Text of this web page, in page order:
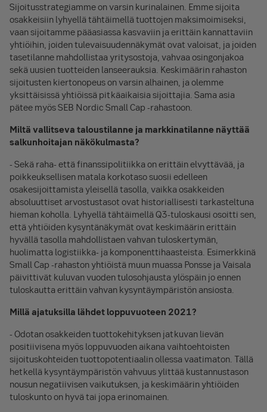
Sijoitusstrategiamme on varsin kurinalainen. Emme sijoita
osakkeisiin lyhyellä tähtäimellä tuottojen maksimoimiseksi,
vaan sijoitamme pääasiassa kasvaviin ja erittäin kannattaviin
yhtiöihin, joiden tulevaisuudennäkymät ovat valoisat, ja joiden
tasetilanne mahdollistaa yritysostoja, vahvaa osingonjakoa
sekä uusien tuotteiden lanseerauksia. Keskimäärin rahaston
sijoitusten kiertonopeus on varsin alhainen, ja olemme
yksittäisissä yhtiöissä pitkäaikaisia sijoittajia. Sama asia
pätee myös SEB Nordic Small Cap -rahastoon.
Miltä vallitseva taloustilanne ja markkinatilanne näyttää
salkunhoitajan näkökulmasta?
- Sekä raha- että finanssipolitiikka on erittäin elvyttävää, ja
poikkeuksellisen matala korkotaso suosii edelleen
osakesijoittamista yleisellä tasolla, vaikka osakkeiden
absoluuttiset arvostustasot ovat historiallisesti tarkasteltuna
hieman koholla. Lyhyellä tähtäimellä Q3-tuloskausi osoitti sen,
että yhtiöiden kysyntänäkymät ovat keskimäärin erittäin
hyvällä tasolla mahdollistaen vahvan tuloskertymän,
huolimatta logistiikka- ja komponenttihaasteista. Esimerkkinä
Small Cap -rahaston yhtiöistä muun muassa Ponsse ja Vaisala
päivittivät kuluvan vuoden tulosohjausta ylöspäin jo ennen
tuloskautta erittäin vahvan kysyntäympäristön ansiosta.
Millä ajatuksilla lähdet loppuvuoteen 2021?
- Odotan osakkeiden tuottokehityksen jatkuvan lievän
positiivisena myös loppuvuoden aikana vaihtoehtoisten
sijoituskohteiden tuottopotentiaalin ollessa vaatimaton. Tällä
hetkellä kysyntäympäristön vahvuus ylittää kustannustason
nousun negatiivisen vaikutuksen, ja keskimäärin yhtiöiden
tuloskunto on hyvä tai jopa erinomainen.